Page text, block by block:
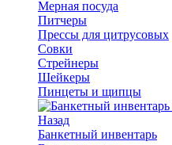
Мерная посуда
Питчеры
Прессы для цитрусовых
Совки
Стрейнеры
Шейкеры
Пинцеты и щипцы
Назад
Банкетный инвентарь